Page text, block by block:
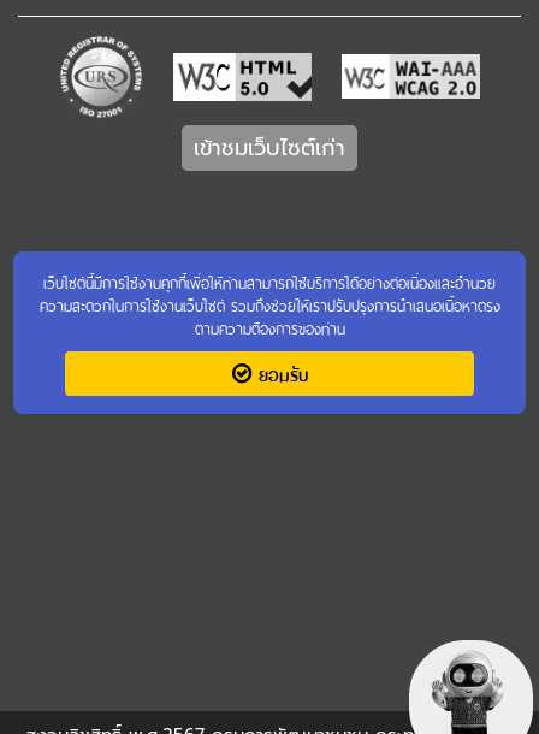
เข้าชมเว็บไซต์เก่า
เว็บไซต์นี้มีการใช้งานคุกกี้เพื่อให้ท่านสามารถใช้บริการได้อย่างต่อเนื่องและอำนวย
ความสะดวกในการใช้งานเว็บไซต์ รวมถึงช่วยให้เราปรับปรุงการนำเสนอเนื้อหาตรง
ตามความต้องการของท่าน
ยอมรับ